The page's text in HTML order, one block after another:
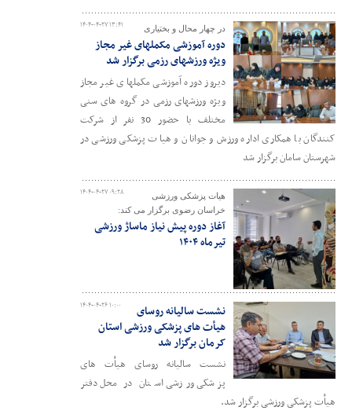
۱۴۰۴-۰۴-۲۷ ۱۳:۴۱ در چهار محال و بختیاری
دوره آموزشی مکملهای غیر مجاز
ویژه ورزشهای رزمی برگزار شد
دیروز دوره آموزشی مکملهای غیر مجاز
ویژه ورزشهای رزمی در گروه های سنی
مختلف با حضور 30 نفر از شرکت
کنندگان با همکاری اداره ورزش و جوانان و هیات پزشکی ورزشی در
شهرستان سامان برگزار شد
۱۴۰۴-۰۴-۲۷ ۰۹:۲۸
هیات پزشکی ورزشی
خراسان رضوی برگزار می کند:
آغاز دوره پیش نیاز ماساژ ورزشی
تیرماه ۱۴۰۴
۱۴۰۴-۰۴-۲۶ ۱۰:۰۰
نشست سالیانه روسای
هیأت های پزشکی ورزشی استان
کرمان برگزار شد
نشست سالیانه روسای هیأت های
پزشکی ورزشی استان در محل دفتر
هیأت پزشکی ورزشی برگزار شد.